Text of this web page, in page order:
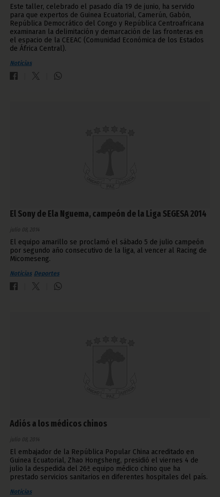
Este taller, celebrado el pasado día 19 de junio, ha servido
para que expertos de Guinea Ecuatorial, Camerún, Gabón,
República Democrático del Congo y República Centroafricana
examinaran la delimitación y demarcación de las fronteras en
el espacio de la CEEAC (Comunidad Económica de los Estados
de África Central).
Noticias
El Sony de Ela Nguema, campeón de la Liga SEGESA 2014
julio 08, 2014
El equipo amarillo se proclamó el sábado 5 de julio campeón
por segundo año consecutivo de la liga, al vencer al Racing de
Micomeseng.
Noticias Deportes
Adiós a los médicos chinos
julio 08, 2014
El embajador de la República Popular China acreditado en
Guinea Ecuatorial, Zhao Hongsheng, presidió el viernes 4 de
julio la despedida del 26ª equipo médico chino que ha
prestado servicios sanitarios en diferentes hospitales del país.
Noticias